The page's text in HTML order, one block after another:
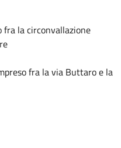
fra la circonvallazione
fra la via Buttaro e la